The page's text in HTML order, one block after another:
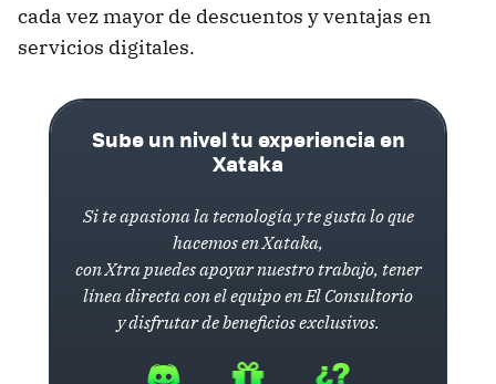
cada vez mayor de descuentos y ventajas en
servicios digitales.
Sube un nivel tu experiencia en
Xataka
Si te apasiona la tecnología y te gusta lo que
hacemos en Xataka,
con Xtra puedes apoyar nuestro trabajo, tener
línea directa con el equipo en El Consultorio
y disfrutar de beneficios exclusivos.